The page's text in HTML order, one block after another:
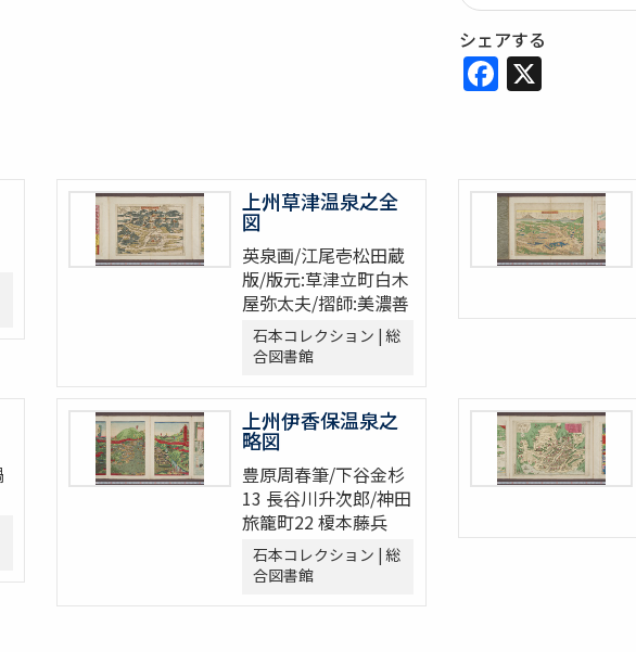
シェアする
Facebook
X
上州草津温泉之全
図
英泉画/江尾壱松田蔵
版/版元:草津立町白木
屋弥太夫/摺師:美濃善
石本コレクション | 総
合図書館
上州伊香保温泉之
略図
豊原周春筆/下谷金杉
13 長谷川升次郎/神田
旅籠町22 榎本藤兵
石本コレクション | 総
合図書館